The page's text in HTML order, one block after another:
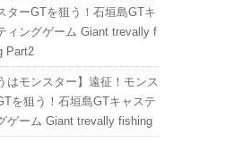
ターGTを狙う！石垣島GTキ
ィングゲーム Giant trevally f
Part2
はモンスター】遠征！モンス
を狙う！石垣島GTキャステ
ゲーム Giant trevally fishing